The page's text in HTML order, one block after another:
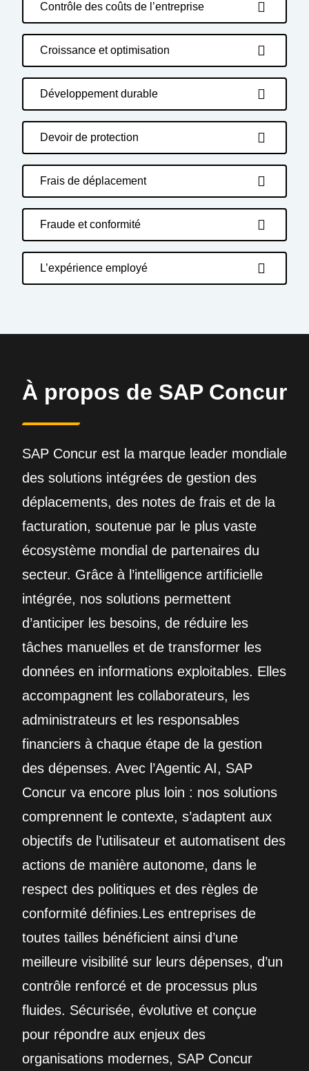
Contrôle des coûts de l’entreprise
Croissance et optimisation
Développement durable
Devoir de protection
Frais de déplacement
Fraude et conformité
L’expérience employé
À propos de SAP Concur
SAP Concur est la marque leader mondiale
des solutions intégrées de gestion des
déplacements, des notes de frais et de la
facturation, soutenue par le plus vaste
écosystème mondial de partenaires du
secteur. Grâce à l’intelligence artificielle
intégrée, nos solutions permettent
d’anticiper les besoins, de réduire les
tâches manuelles et de transformer les
données en informations exploitables. Elles
accompagnent les collaborateurs, les
administrateurs et les responsables
financiers à chaque étape de la gestion
des dépenses. Avec l’Agentic AI, SAP
Concur va encore plus loin : nos solutions
comprennent le contexte, s’adaptent aux
objectifs de l’utilisateur et automatisent des
actions de manière autonome, dans le
respect des politiques et des règles de
conformité définies.Les entreprises de
toutes tailles bénéficient ainsi d’une
meilleure visibilité sur leurs dépenses, d’un
contrôle renforcé et de processus plus
fluides. Sécurisée, évolutive et conçue
pour répondre aux enjeux des
organisations modernes, SAP Concur